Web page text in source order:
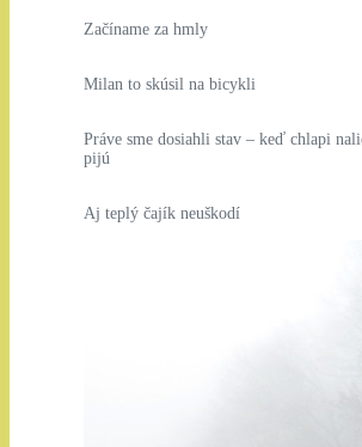
Začíname za hmly
Milan to skúsil na bicykli
Práve sme dosiahli stav – keď chlapi
pijú
Aj teplý čajík neuškodí